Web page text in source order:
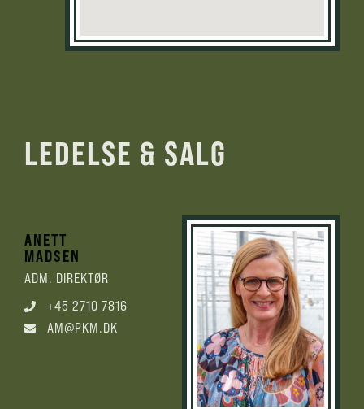
LEDELSE & SALG
ANETT
MADSEN
ADM. DIREKTØR
+45 2710 7816
AM@PKM.DK